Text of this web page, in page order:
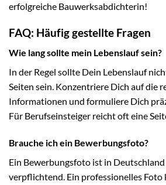
erfolgreiche Bauwerksabdichterin!
FAQ: Häufig gestellte Fragen
Wie lang sollte mein Lebenslauf sein?
In der Regel sollte Dein Lebenslauf
Seiten sein. Konzentriere Dich auf die
Informationen und formuliere Dich
Für Berufseinsteiger reicht oft eine
Brauche ich ein Bewerbungsfoto?
Ein Bewerbungsfoto ist in
verpflichtend. Ein professionelles Foto